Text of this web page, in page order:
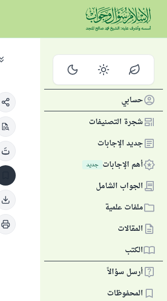
حسابي
شجرة التصنيفات
جديد الإجابات
أهم الإجابات جديد
الجواب الشامل
ملفات علمية
المقالات
الكتب
أرسل سؤالاً
المحفوظات